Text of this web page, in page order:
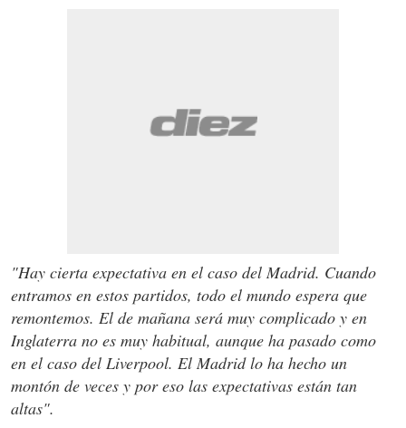
"Hay cierta expectativa en el caso del Madrid. Cuando
entramos en estos partidos, todo el mundo espera que
remontemos. El de mañana será muy complicado y en
Inglaterra no es muy habitual, aunque ha pasado como
en el caso del Liverpool. El Madrid lo ha hecho un
montón de veces y por eso las expectativas están tan
altas".